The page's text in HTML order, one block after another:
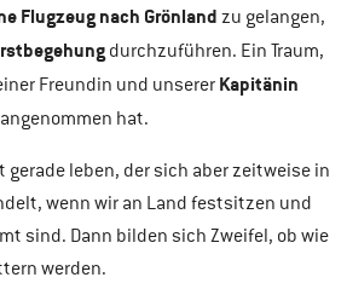
Flugzeug nach Grönland zu gelangen,
durchzuführen. Ein Traum,
Freundin und unserer Kapitänin
hat.
gerade leben, der sich aber zeitweise in
wenn wir an Land festsitzen und
sind. Dann bilden sich Zweifel, ob wie
werden.